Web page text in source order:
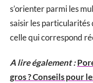
s’orienter parmi les
saisir les particularités
celle qui correspond
A lire également :
gros ? Conseils pour